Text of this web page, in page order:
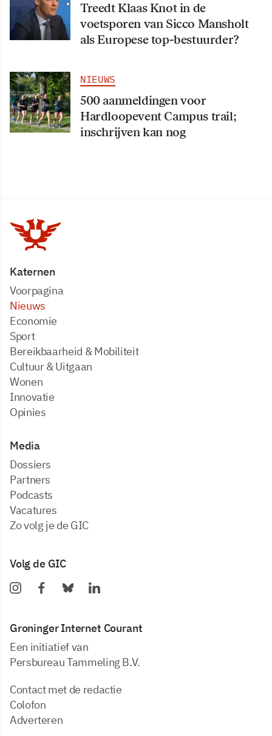
Treedt Klaas Knot in de
voetsporen van Sicco Mansholt
als Europese top-bestuurder?
NIEUWS
500 aanmeldingen voor
Hardloopevent Campus trail;
inschrijven kan nog
Katernen
Voorpagina
Nieuws
Economie
Sport
Bereikbaarheid & Mobiliteit
Cultuur & Uitgaan
Wonen
Innovatie
Opinies
Media
dossiers
partners
podcasts
vacatures
zo volg je de GIC
Volg de GIC
Groninger Internet Courant
Een initiatief van
Persbureau Tammeling B.V.
Contact met de redactie
Colofon
Adverteren